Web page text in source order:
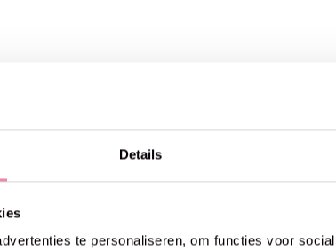
Details
te personaliseren, om functies voor